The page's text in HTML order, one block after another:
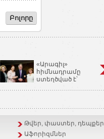
Բոլորը
«Արագիլ»
հիմնադրամը
ստեղծված է՝
Թվեր, փաստեր, դեպքեր
Աֆորիզմներ